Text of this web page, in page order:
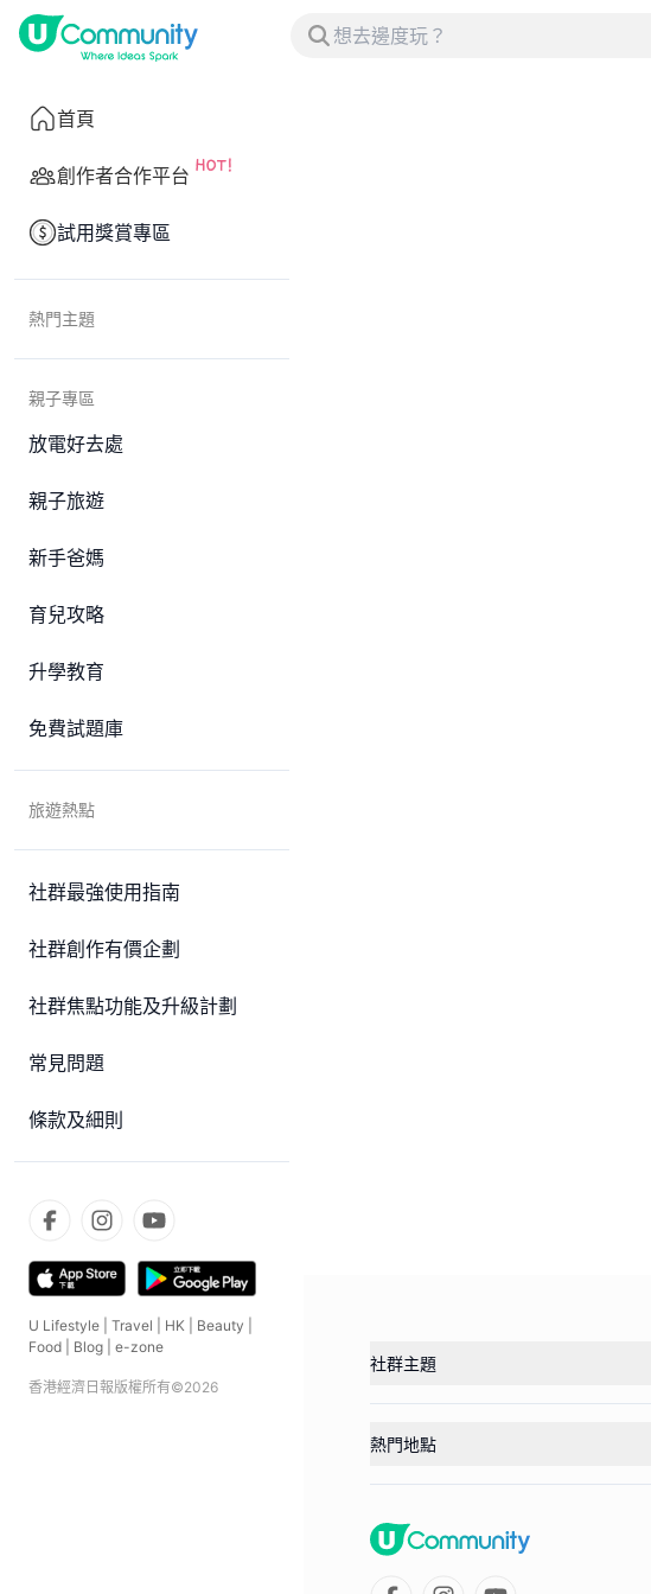
首頁
創作者合作平台
試用獎賞專區
熱門主題
親子專區
放電好去處
親子旅遊
新手爸媽
育兒攻略
升學教育
免費試題庫
旅遊熱點
社群最強使用指南
社群創作有價企劃
社群焦點功能及升級計劃
常見問題
條款及細則
U Lifestyle Travel HK Beauty
Food
Blog e-zone
香港經濟日報版權所有©2026
社群主題
熱門地點